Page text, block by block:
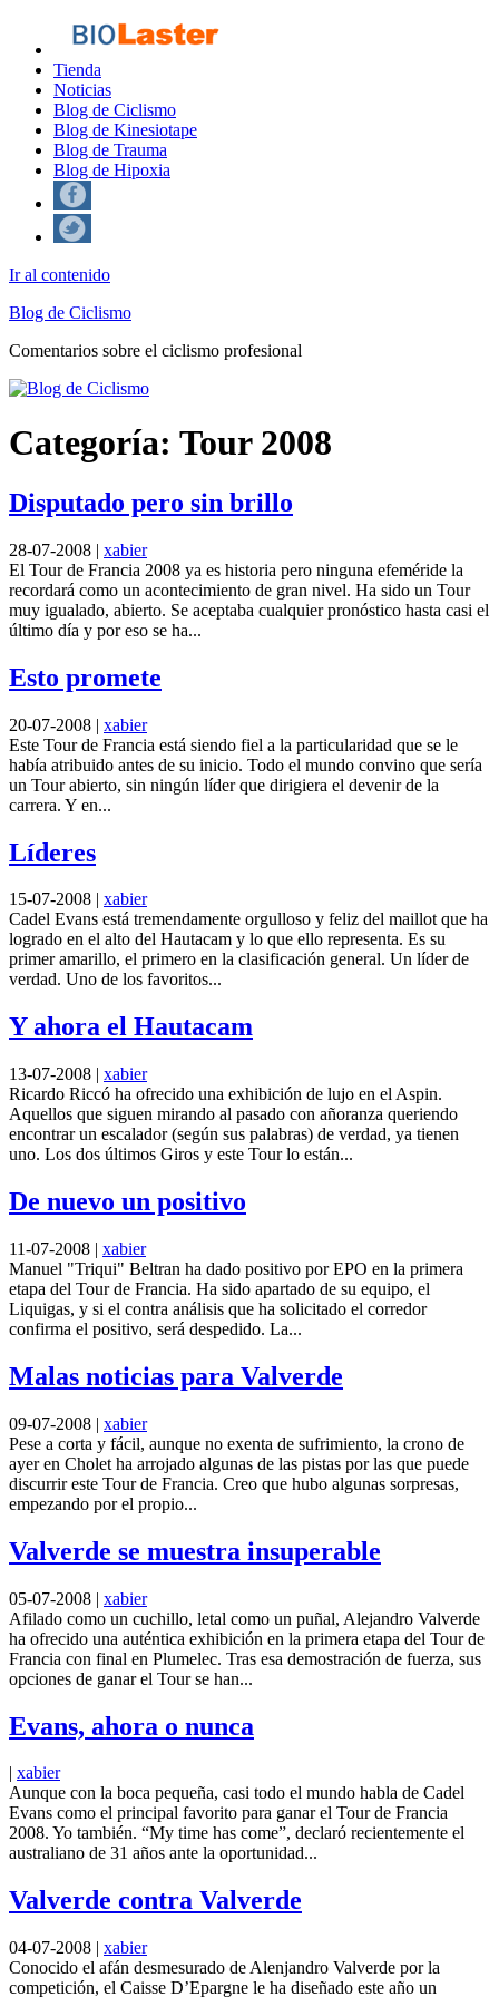
Tienda
Noticias
Blog de Ciclismo
Blog de Kinesiotape
Blog de Trauma
Blog de Hipoxia
Ir al contenido
Blog de Ciclismo
Comentarios sobre el ciclismo profesional
Categoría: Tour 2008
Disputado pero sin brillo
28-07-2008 | xabier
El Tour de Francia 2008 ya es historia pero ninguna efeméride la
recordará como un acontecimiento de gran nivel. Ha sido un Tour
muy igualado, abierto. Se aceptaba cualquier pronóstico hasta casi el
último día y por eso se ha...
Esto promete
20-07-2008 | xabier
Este Tour de Francia está siendo fiel a la particularidad que se le
había atribuido antes de su inicio. Todo el mundo convino que sería
un Tour abierto, sin ningún líder que dirigiera el devenir de la
carrera. Y en...
Líderes
15-07-2008 | xabier
Cadel Evans está tremendamente orgulloso y feliz del maillot que ha
logrado en el alto del Hautacam y lo que ello representa. Es su
primer amarillo, el primero en la clasificación general. Un líder de
verdad. Uno de los favoritos...
Y ahora el Hautacam
13-07-2008 | xabier
Ricardo Riccó ha ofrecido una exhibición de lujo en el Aspin.
Aquellos que siguen mirando al pasado con añoranza queriendo
encontrar un escalador (según sus palabras) de verdad, ya tienen
uno. Los dos últimos Giros y este Tour lo están...
De nuevo un positivo
11-07-2008 | xabier
Manuel "Triqui" Beltran ha dado positivo por EPO en la primera
etapa del Tour de Francia. Ha sido apartado de su equipo, el
Liquigas, y si el contra análisis que ha solicitado el corredor
confirma el positivo, será despedido. La...
Malas noticias para Valverde
09-07-2008 | xabier
Pese a corta y fácil, aunque no exenta de sufrimiento, la crono de
ayer en Cholet ha arrojado algunas de las pistas por las que puede
discurrir este Tour de Francia. Creo que hubo algunas sorpresas,
empezando por el propio...
Valverde se muestra insuperable
05-07-2008 | xabier
Afilado como un cuchillo, letal como un puñal, Alejandro Valverde
ha ofrecido una auténtica exhibición en la primera etapa del Tour de
Francia con final en Plumelec. Tras esa demostración de fuerza, sus
opciones de ganar el Tour se han...
Evans, ahora o nunca
xabier
Aunque con la boca pequeña, casi todo el mundo habla de Cadel
Evans como el principal favorito para ganar el Tour de Francia
2008. Yo también. “My time has come”, declaró recientemente el
australiano de 31 años ante la oportunidad...
Valverde contra Valverde
04-07-2008 | xabier
Conocido el afán desmesurado de Alenjandro Valverde por la
competición, el Caisse D’Epargne le ha diseñado este año un